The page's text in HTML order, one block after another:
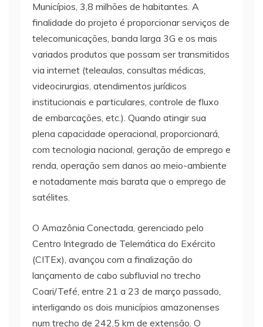
Municípios, 3,8 milhões de habitantes. A
finalidade do projeto é proporcionar serviços de
telecomunicações, banda larga 3G e os mais
variados produtos que possam ser transmitidos
via internet (teleaulas, consultas médicas,
videocirurgias, atendimentos jurídicos
institucionais e particulares, controle de fluxo
de embarcações, etc.). Quando atingir sua
plena capacidade operacional, proporcionará,
com tecnologia nacional, geração de emprego e
renda, operação sem danos ao meio-ambiente
e notadamente mais barata que o emprego de
satélites.
O Amazônia Conectada, gerenciado pelo
Centro Integrado de Telemática do Exército
(CITEx), avançou com a finalização do
lançamento de cabo subfluvial no trecho
Coari/Tefé, entre 21 a 23 de março passado,
interligando os dois municípios amazonenses
num trecho de 242,5 km de extensão. O